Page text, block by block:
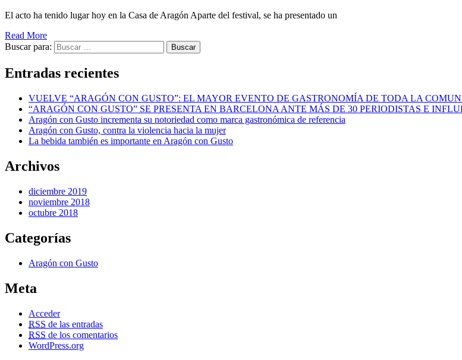
El acto ha tenido lugar hoy en la Casa de Aragón Aparte del festival, se ha presentado un
Read More
Buscar para:
Buscar
Entradas recientes
VUELVE “ARAGÓN CON GUSTO”: EL MAYOR EVENTO DE GASTRONOMÍA DE TODA LA
“ARAGÓN CON GUSTO” SE PRESENTA EN BARCELONA ANTE MÁS DE 30 PERIODISTAS E
Aragón con Gusto incrementa su notoriedad como marca gastronómica de referencia
Aragón con Gusto, contra la violencia hacia la mujer
La bebida también es importante en Aragón con Gusto
Archivos
diciembre 2019
noviembre 2018
octubre 2018
Categorías
Aragón con Gusto
Meta
Acceder
RSS de las entradas
RSS de los comentarios
WordPress.org